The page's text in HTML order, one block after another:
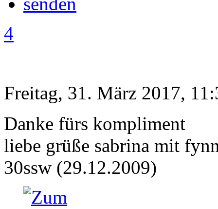
4
Freitag, 31. März 2017,
Danke fürs kompliment
liebe grüße sabrina mit
30ssw (29.12.2009)